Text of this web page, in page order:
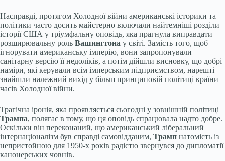
Насправді, протягом Холодної війни американські історики та
політики часто досить майстерно включали найтемніші розділи
історії США у тріумфальну оповідь, яка прагнула виправдати
розширювальну роль Вашингтона у світі. Замість того, щоб
ігнорувати американську імперію, вони запропонували
санітарну версію її недоліків, а потім дійшли висновку, що добрі
наміри, які керували всім імперським підприємством, нарешті
знайшли належний вихід у більш принциповій політиці країни
часів Холодної війни.
Трагічна іронія, яка проявляється сьогодні у зовнішній політиці
Трампа, полягає в тому, що ця оповідь спрацювала надто добре.
Оскільки він переконаний, що американський ліберальний
інтернаціоналізм був справді самовідданим, Трамп натомість із
непристойною для 1950-х років радістю звернувся до дипломатії
канонерських човнів.